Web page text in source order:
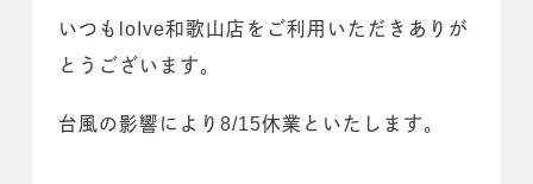
いつもloIve和歌山店をご利用いただきありが
とうございます。
台風の影響により8/15休業といたします。